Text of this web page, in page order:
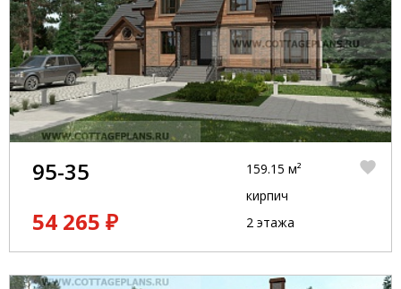
95-35
54 265 ₽
159.15 м²
кирпич
2 этажа